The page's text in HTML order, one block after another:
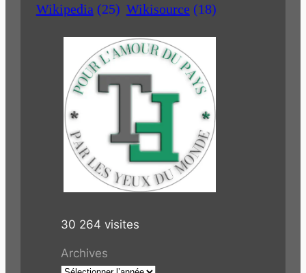
Wikipedia (25) Wikisource (18)
30 264 visites
Archives